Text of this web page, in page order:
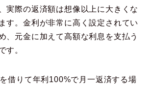
実際の返済額は想像以上に大きくな
す。金利が非常に高く設定されてい
、元金に加えて高額な利息を支払う
す。
借りて年利100%で月一返済する場